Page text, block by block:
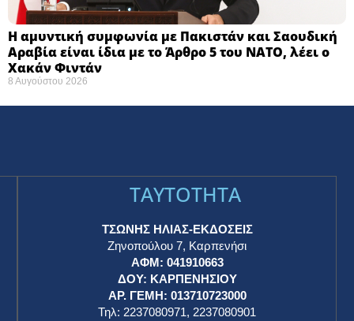
Η αμυντική συμφωνία με Πακιστάν και Σαουδική
Αραβία είναι ίδια με το Άρθρο 5 του ΝΑΤΟ, λέει ο
Χακάν Φιντάν
8 Αυγούστου 2026
TAYTOTHTA
ΤΣΩΝΗΣ ΗΛΙΑΣ-ΕΚΔΟΣΕΙΣ
Ζηνοπούλου 7, Καρπενήσι
ΑΦΜ: 041910663
ΔΟΥ: ΚΑΡΠΕΝΗΣΙΟΥ
ΑΡ. ΓΕΜΗ: 013710723000
Τηλ: 2237080971, 2237080901